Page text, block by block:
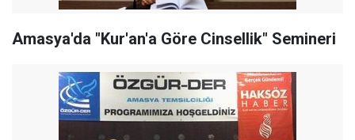
Amasya'da "Kur'an'a Göre Cinsellik" Semineri